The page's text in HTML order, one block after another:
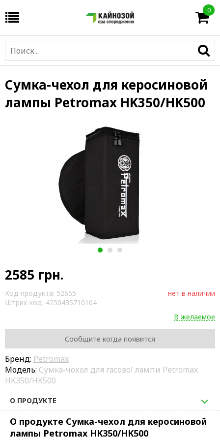
0
Сумка-чехол для керосиновой
лампы Petromax HK350/HK500
1 2 3
2585 грн.
Код продукта: 52655
Штрих-код: 4250435710104
нет в наличии
В желаемое
Сообщите когда появится
Бренд: Petromax
Модель: Сумка-чохол для гасової лампи Petromax
HK350/HK500
О ПРОДУКТЕ
О продукте Сумка-чехол для керосиновой
лампы Petromax HK350/HK500